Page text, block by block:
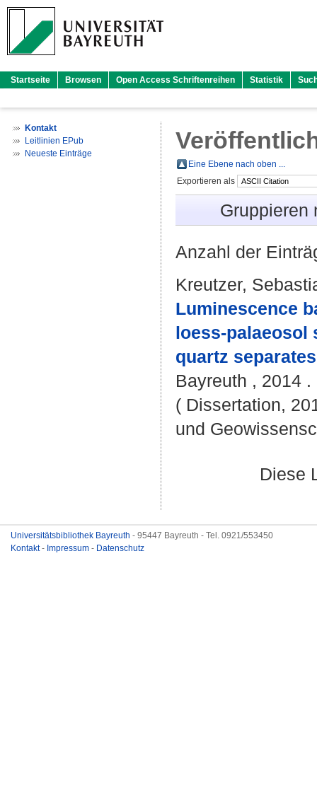
Startseite Browsen Open Access Schriftenreihen Statistik
Kontakt
Leitlinien EPub
Neueste Einträge
Eine Ebene nach oben ...
Exportieren als
Anzahl der
Kreutzer,
Luminescence
loess-palaeosol
quartz
Bayreuth , 2014
( Dissertation,
und
Diese
Universitätsbibliothek Bayreuth - 95447 Bayreuth - Tel. 0921/553450
Kontakt- Impressum - Datenschutz